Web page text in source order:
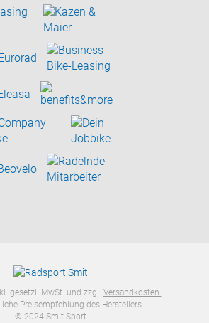
gesetzl. MwSt. und zzgl. Versandkosten .
Preisempfehlung des Herstellers.
© 2024 Smit Sport